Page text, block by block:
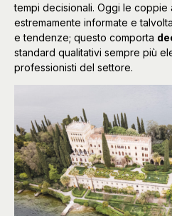
tempi decisionali. Oggi le coppie
estremamente informate e
e tendenze; questo comporta
standard qualitativi sempre più
professionisti del settore.